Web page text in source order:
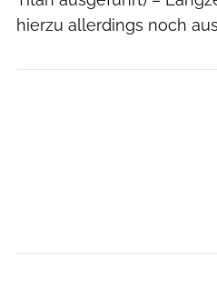
hierzu allerdings noch